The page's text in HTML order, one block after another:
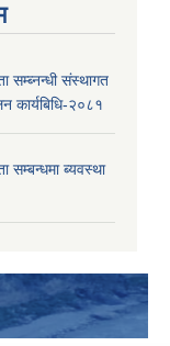
सम्ब्नन्धी संस्थागत
कार्यबिधि-२०८१
सम्बन्धमा ब्यवस्था